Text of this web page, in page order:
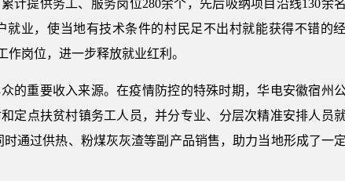
提供务工、服务岗位280余个，先后吸纳项目沿线130余
业，使当地有技术条件的村民足不出村就能获得不错的
岗位，进一步释放就业红利。
的重要收入来源。在疫情防控的特殊时期，华电安徽宿州
定点扶贫村镇务工人员，并分专业、分层次精准安排人员就
通过供热、粉煤灰灰渣等副产品销售，助力当地形成了一